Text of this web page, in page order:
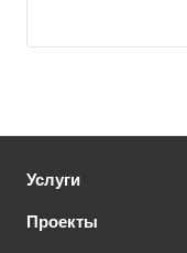
Услуги
Проекты